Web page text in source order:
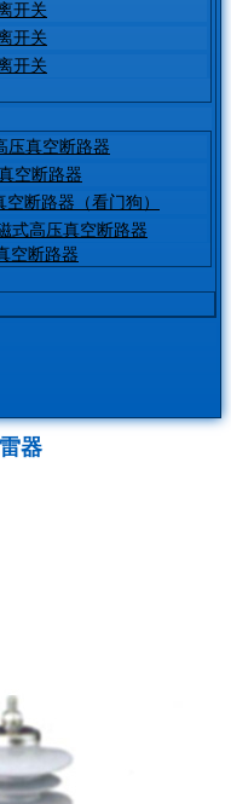
开关
开关
开关
压真空断路器
空断路器
断路器（看门狗）
式高压真空断路器
空断路器
器